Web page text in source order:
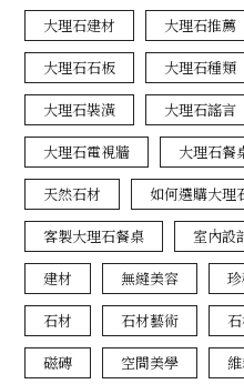
大理石建材
大理石推薦
大理石石板
大理石種類
大理石裝潢
大理石謠言
大理石電視牆
大理石餐
天然石材
如何選購大理
客製大理石餐桌
室內設
建材
無縫美容
石材
石材藝術
磁磚
空間美學